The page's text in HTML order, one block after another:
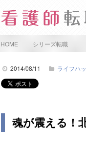
HOME シリーズ転職
2014/08/11 ライフハ
魂が震える！